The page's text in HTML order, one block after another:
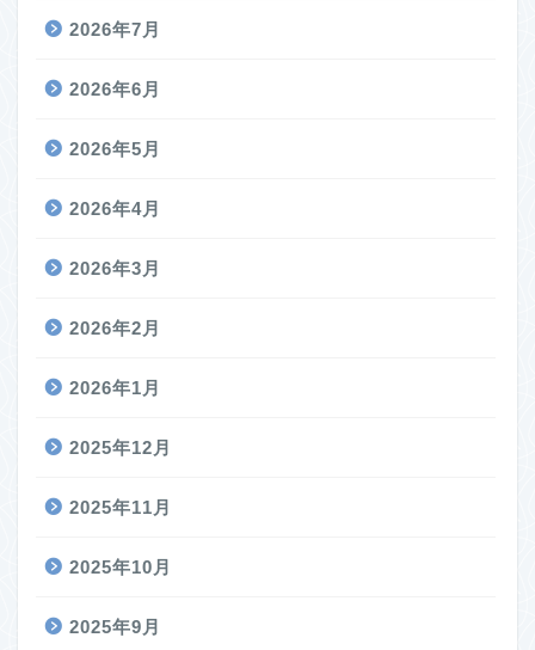
2026年7月
2026年6月
2026年5月
2026年4月
2026年3月
2026年2月
2026年1月
2025年12月
2025年11月
2025年10月
2025年9月